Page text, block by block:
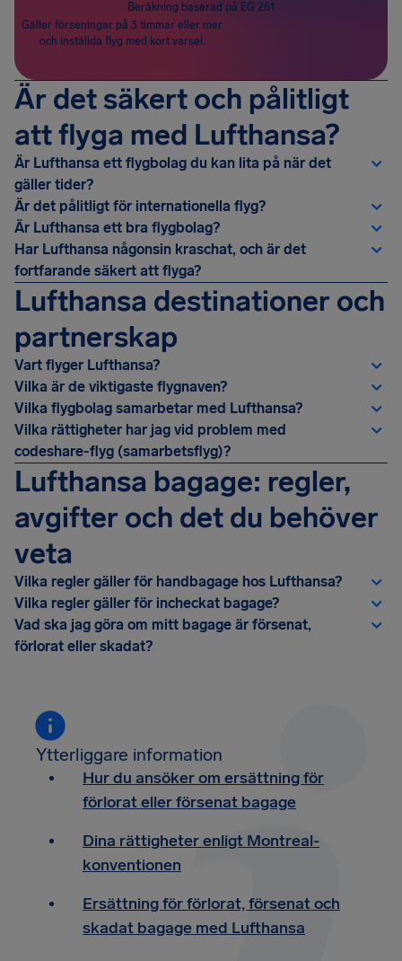
Beräkning baserad på EG 261
Gäller förseningar på 3 timmar eller mer
och inställda flyg med kort varsel.
Är det säkert och pålitligt
att flyga med Lufthansa?
Är Lufthansa ett flygbolag du kan lita på när det
gäller tider?
Är det pålitligt för internationella flyg?
Är Lufthansa ett bra flygbolag?
Har Lufthansa någonsin kraschat, och är det
fortfarande säkert att flyga?
Lufthansa destinationer och
partnerskap
Vart flyger Lufthansa?
Vilka är de viktigaste flygnaven?
Vilka flygbolag samarbetar med Lufthansa?
Vilka rättigheter har jag vid problem med
codeshare-flyg (samarbetsflyg)?
Lufthansa bagage: regler,
avgifter och det du behöver
veta
Vilka regler gäller för handbagage hos Lufthansa?
Vilka regler gäller för incheckat bagage?
Vad ska jag göra om mitt bagage är försenat,
förlorat eller skadat?
Ytterliggare information
Hur du ansöker om ersättning för
förlorat eller försenat bagage
Dina rättigheter enligt Montreal-
konventionen
Ersättning för förlorat, försenat och
skadat bagage med Lufthansa